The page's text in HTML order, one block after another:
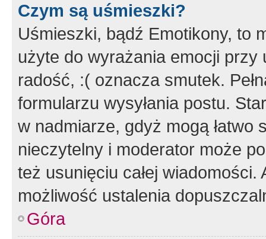
Czym są uśmieszki?
Uśmieszki, bądź Emotikony, to
użyte do wyrażania emocji
radość, :( oznacza smutek.
formularzu wysyłania postu.
w nadmiarze, gdyż mogą
nieczytelny i moderator może
też usunięciu całej
możliwość ustalenia
Góra